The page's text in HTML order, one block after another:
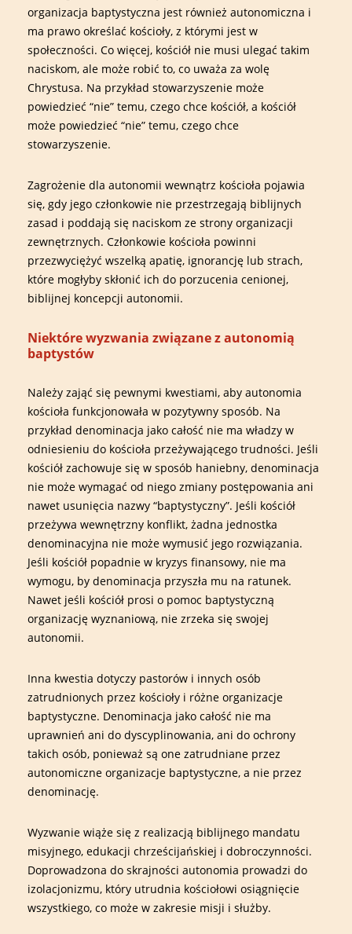
organizacja baptystyczna jest również autonomiczna i
ma prawo określać kościoły, z którymi jest w
społeczności. Co więcej, kościół nie musi ulegać takim
naciskom, ale może robić to, co uważa za wolę
Chrystusa. Na przykład stowarzyszenie może
powiedzieć “nie” temu, czego chce kościół, a kościół
może powiedzieć “nie” temu, czego chce
stowarzyszenie.
Zagrożenie dla autonomii wewnątrz kościoła pojawia
się, gdy jego członkowie nie przestrzegają biblijnych
zasad i poddają się naciskom ze strony organizacji
zewnętrznych. Członkowie kościoła powinni
przezwyciężyć wszelką apatię, ignorancję lub strach,
które mogłyby skłonić ich do porzucenia cenionej,
biblijnej koncepcji autonomii.
Niektóre wyzwania związane z autonomią
baptystów
Należy zająć się pewnymi kwestiami, aby autonomia
kościoła funkcjonowała w pozytywny sposób. Na
przykład denominacja jako całość nie ma władzy w
odniesieniu do kościoła przeżywającego trudności. Jeśli
kościół zachowuje się w sposób haniebny, denominacja
nie może wymagać od niego zmiany postępowania ani
nawet usunięcia nazwy “baptystyczny”. Jeśli kościół
przeżywa wewnętrzny konflikt, żadna jednostka
denominacyjna nie może wymusić jego rozwiązania.
Jeśli kościół popadnie w kryzys finansowy, nie ma
wymogu, by denominacja przyszła mu na ratunek.
Nawet jeśli kościół prosi o pomoc baptystyczną
organizację wyznaniową, nie zrzeka się swojej
autonomii.
Inna kwestia dotyczy pastorów i innych osób
zatrudnionych przez kościoły i różne organizacje
baptystyczne. Denominacja jako całość nie ma
uprawnień ani do dyscyplinowania, ani do ochrony
takich osób, ponieważ są one zatrudniane przez
autonomiczne organizacje baptystyczne, a nie przez
denominację.
Wyzwanie wiąże się z realizacją biblijnego mandatu
misyjnego, edukacji chrześcijańskiej i dobroczynności.
Doprowadzona do skrajności autonomia prowadzi do
izolacjonizmu, który utrudnia kościołowi osiągnięcie
wszystkiego, co może w zakresie misji i służby.